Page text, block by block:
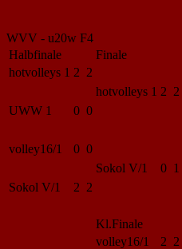
WVV - u20w F4
Halbfinale
Finale
hotvolleys 1 2 2
hotvolleys 1 2 2
UWW 1
0 0
volley16/1
0 0
Sokol V/1
0 1
Sokol V/1
2 2
Kl.Finale
volley16/1
2 2